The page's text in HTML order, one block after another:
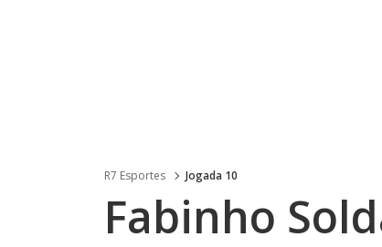
R7 Esportes Jogada 10
Fabinho